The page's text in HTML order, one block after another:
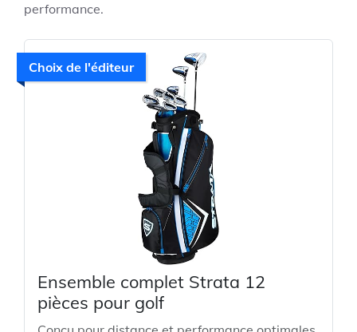
performance.
Choix de l'éditeur
Ensemble complet Strata 12
pièces pour golf